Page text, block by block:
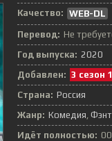
Качество: WEB-DL
Перевод: Не
Год выпуска: 2020
Добавлен: 3 сезон
Страна: Россия
Жанр: Комедия,
Идёт полностью: